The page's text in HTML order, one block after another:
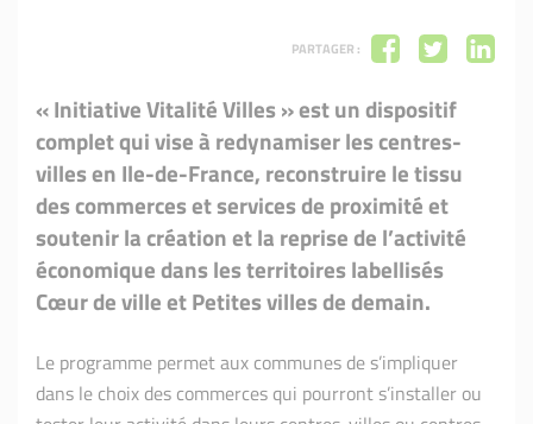
PARTAGER :
« Initiative Vitalité Villes » est un dispositif
complet qui vise à redynamiser les centres-
villes en Ile-de-France, reconstruire le tissu
des commerces et services de proximité et
soutenir la création et la reprise de l’activité
économique dans les territoires labellisés
Cœur de ville et Petites villes de demain.
Le programme permet aux communes de s’impliquer
dans le choix des commerces qui pourront s’installer ou